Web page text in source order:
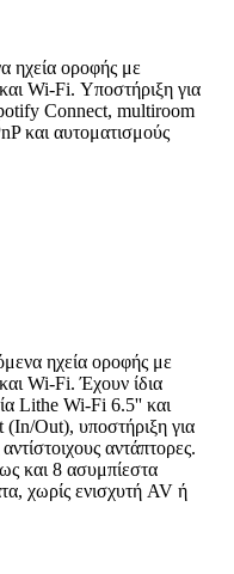
ηχεία οροφής με
Wi-Fi. Υποστήριξη για
Connect, multiroom
και αυτοματισμούς
ηχεία οροφής με
Wi-Fi. Έχουν ίδια
Lithe Wi-Fi 6.5'' και
(In/Out), υποστήριξη για
αντάπτορες.
και 8 ασυμπίεστα
χωρίς ενισχυτή AV ή